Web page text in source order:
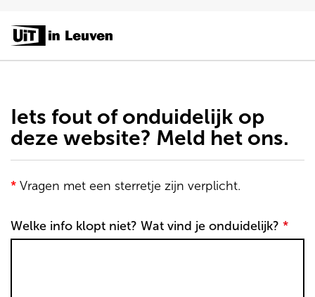
en
gaan
Iets fout of onduidelijk op
deze website? Meld het ons.
* Vragen met een sterretje zijn verplicht.
Welke info klopt niet? Wat vind je onduidelijk? *